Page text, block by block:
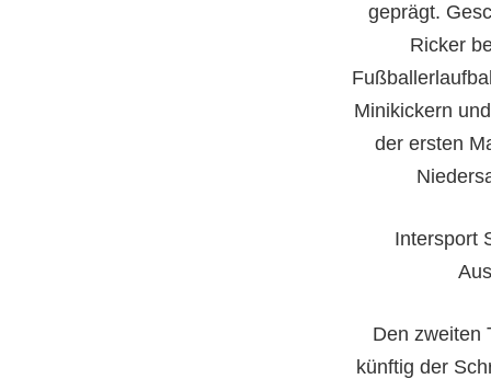
geprägt.
Ricker
Minikickern
der ersten
Intersport
Den zweiten
künftig der